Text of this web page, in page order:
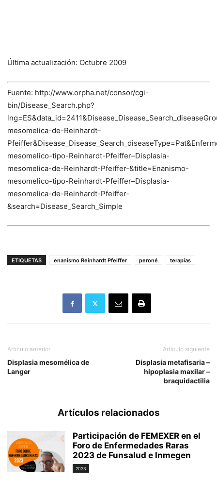
Última actualización: Octubre 2009
Fuente: http://www.orpha.net/consor/cgi-
bin/Disease_Search.php?
mesomelica-de-Reinhardt–
mesomelico-tipo-Reinhardt-Pfeiffer–Displasia-
mesomelica-de-Reinhardt-Pfeiffer-&title=Enanismo-
mesomelico-tipo-Reinhardt-Pfeiffer–Displasia-
mesomelica-de-Reinhardt-Pfeiffer-
&search=Disease_Search_Simple
ETIQUETAS enanismo Reinhardt Pfeiffer peroné terapias
Artículo anterior
Displasia mesomélica de
Langer
Artículo siguiente
Displasia metafisaria –
hipoplasia maxilar –
braquidactilia
Artículos relacionados
Participación de FEMEXER en el
Foro de Enfermedades Raras
2023 de Funsalud e Inmegen
2023